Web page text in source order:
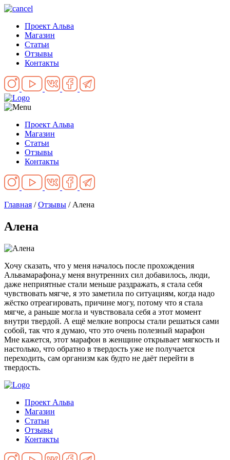
Проект Альва
Магазин
Статьи
Отзывы
Контакты
Проект Альва
Магазин
Статьи
Отзывы
Контакты
Главная /Отзывы / Алена
Алена
Хочу сказать, что у меня началось после прохождения
Альвамарафона,у меня внутренних сил добавилось, люди,
даже неприятные стали меньше раздражать, я стала себя
чувствовать мягче, я это заметила по ситуациям, когда надо
жёстко отреагировать, причине могу, потому что я стала
мягче, а раньше могла и чувствовала себя а этот момент
внутри твердой. А ещё мелкие вопросы стали решаться сами
собой, так что я думаю, что это очень полезный марафон
Мне кажется, этот марафон в женщине открывает мягкость и
настолько, что обратно в твердость уже не получается
переходить, сам организм как будто не даёт перейти в
твердость.
Проект Альва
Магазин
Статьи
Отзывы
Контакты